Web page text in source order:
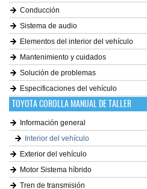
Conducción
Sistema de audio
Elementos del interior del vehículo
Mantenimiento y cuidados
Solución de problemas
Especificaciones del vehículo
TOYOTA COROLLA MANUAL DE TALLER
Información general
Interior del vehículo
Exterior del vehículo
Motor Sistema híbrido
Tren de transmisión